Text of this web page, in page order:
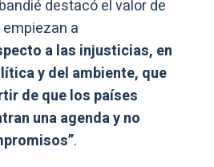
destacó el valor de
a
a las injusticias, en
y del ambiente, que
de que los países
una agenda y no
.